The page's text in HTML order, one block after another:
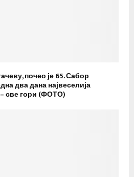
почео је 65. Сабор
два дана највеселија
све гори (ФОТО)